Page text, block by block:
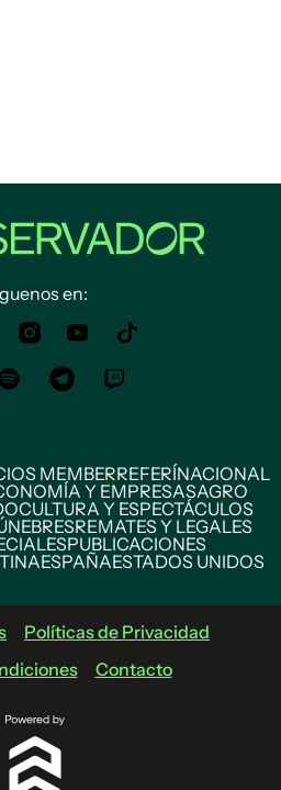
en:
MEMBERREFERÍNACIONAL
Y EMPRESASAGRO
CULTURA Y ESPECTÁCULOS
REMATES Y LEGALES
PUBLICACIONES
ESPAÑAESTADOS UNIDOS
Políticas de Privacidad
Contacto